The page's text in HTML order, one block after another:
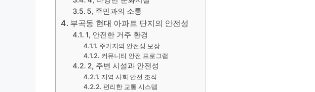
5, 주민과의 소통
부곡동 현대 아파트 단지의 안전성
1, 안전한 거주 환경
주거지의 안전성 보장
커뮤니티 안전 프로그램
2, 주변 시설과 안전성
지역 사회 안전 조직
편리한 교통 시스템